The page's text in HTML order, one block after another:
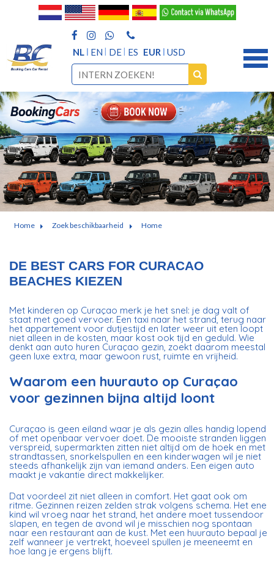
NL EN DE ES EUR USD
Home Zoek beschikbaarheid Home
DE BEST CARS FOR CURACAO
BEACHES KIEZEN
Met kinderen op Curaçao merk je het snel: je dag valt of
staat met goed vervoer. Een taxi naar het strand, terug naar
het appartement voor dutjestijd en later weer uit eten loopt
niet alleen in de kosten, maar kost ook tijd en geduld. Wie
denkt aan auto huren Curaçao gezin, zoekt daarom meestal
geen luxe extra, maar gewoon rust, ruimte en vrijheid.
Waarom een huurauto op Curaçao
voor gezinnen bijna altijd loont
Curaçao is geen eiland waar je als gezin alles handig lopend
of met openbaar vervoer doet. De mooiste stranden liggen
verspreid, supermarkten zitten niet altijd om de hoek en met
strandtassen, snorkelspullen en een kinderwagen wil je niet
steeds afhankelijk zijn van iemand anders. Een eigen auto
maakt je vakantie direct makkelijker.
Dat voordeel zit niet alleen in comfort. Het gaat ook om
ritme. Gezinnen reizen zelden strak volgens schema. Het ene
kind wil vroeg naar het strand, het andere moet tussendoor
slapen, en tegen de avond wil je misschien nog spontaan
naar een restaurant aan de kust. Met een huurauto bepaal je
zelf wanneer je vertrekt, hoeveel spullen je meeneemt en
hoe lang je ergens blijft.